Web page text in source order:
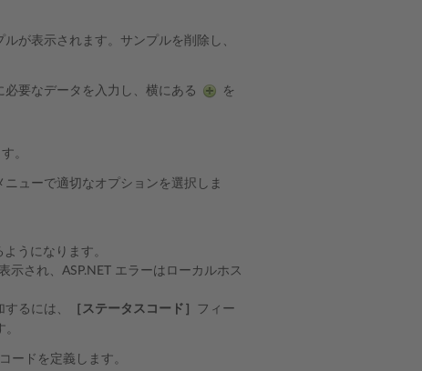
が表示されます。サンプルを削除し、
必要なデータを入力し、横にある
を
。
ニューで適切なオプションを選択しま
うになります。
示され、ASP.NET エラーはローカルホス
るには、 ［ステータスコード］ フィー
ードを定義します。